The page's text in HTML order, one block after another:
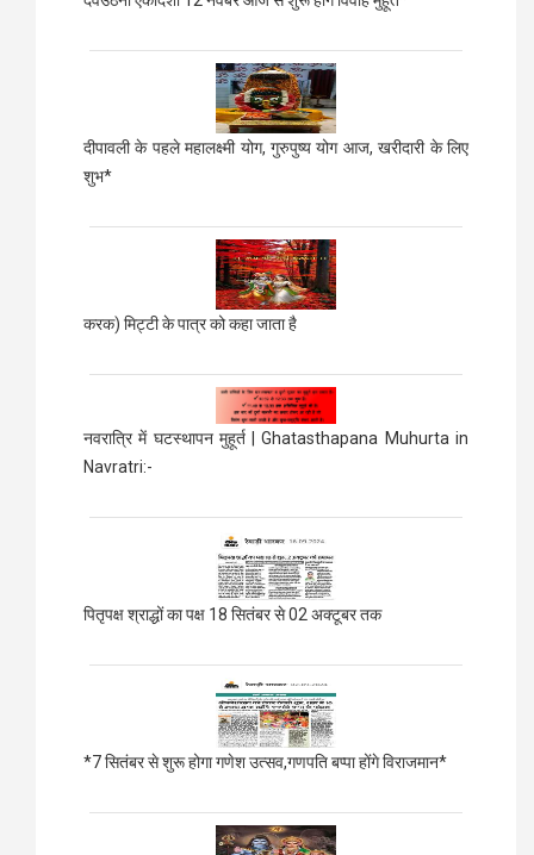
दीपावली के पहले महालक्ष्मी योग, गुरुपुष्य योग आज, खरीदारी के लिए
शुभ*
करक) मिट्टी के पात्र को कहा जाता है
नवरात्रि में घटस्थापन मुहूर्त | Ghatasthapana Muhurta in
Navratri:-
पितृपक्ष श्राद्धों का पक्ष 18 सितंबर से 02 अक्टूबर तक
*7 सितंबर से शुरू होगा गणेश उत्सव,गणपति बप्पा होंगे विराजमान*